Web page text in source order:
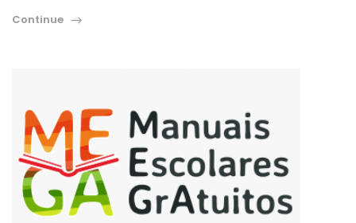
Continue